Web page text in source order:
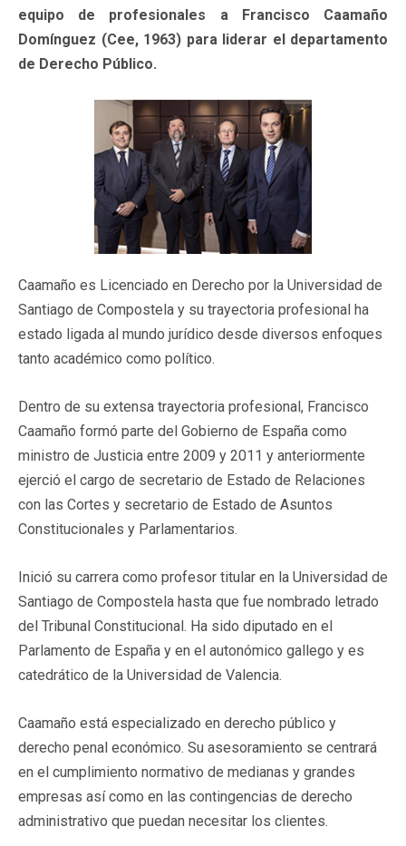
equipo de profesionales a Francisco Caamaño
Domínguez (Cee, 1963) para liderar el departamento
de Derecho Público.
Caamaño es Licenciado en Derecho por la Universidad de
Santiago de Compostela y su trayectoria profesional ha
estado ligada al mundo jurídico desde diversos enfoques
tanto académico como político.
Dentro de su extensa trayectoria profesional, Francisco
Caamaño formó parte del Gobierno de España como
ministro de Justicia entre 2009 y 2011 y anteriormente
ejerció el cargo de secretario de Estado de Relaciones
con las Cortes y secretario de Estado de Asuntos
Constitucionales y Parlamentarios.
Inició su carrera como profesor titular en la Universidad de
Santiago de Compostela hasta que fue nombrado letrado
del Tribunal Constitucional. Ha sido diputado en el
Parlamento de España y en el autonómico gallego y es
catedrático de la Universidad de Valencia.
Caamaño está especializado en derecho público y
derecho penal económico. Su asesoramiento se centrará
en el cumplimiento normativo de medianas y grandes
empresas así como en las contingencias de derecho
administrativo que puedan necesitar los clientes.